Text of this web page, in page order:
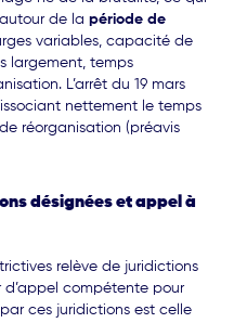
de lapériode de
variables, capacité de
largement, temps
L’arrêt du 19 mars
nettement le temps
réorganisation (préavis
désignées et appel à
relève de juridictions
compétente pour
ces juridictions est celle